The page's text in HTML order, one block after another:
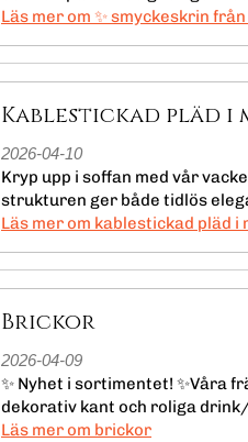
läs mer om ✨ smyckeskrin från
Kablestickad pläd
2026-04-10
Kryp upp i soffan med vår
strukturen ger både tidlös
läs mer om kablestickad pläd
Brickor
2026-04-09
✨ Nyhet i sortimentet! ✨Våra
dekorativ kant och roliga
läs mer om brickor